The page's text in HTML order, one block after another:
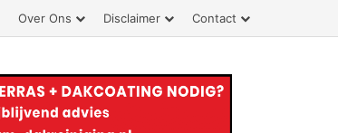
Over Ons Disclaimer Contact